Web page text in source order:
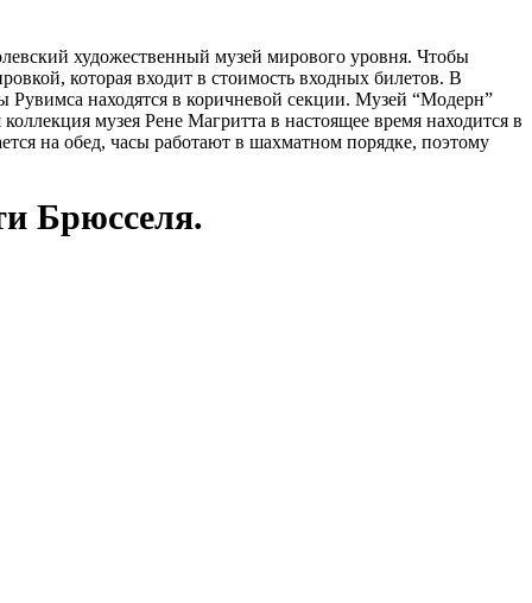
художественный музей мирового уровня. Чтобы
которая входит в стоимость входных билетов. В
находятся в коричневой секции. Музей “Модерн”
музея Рене Магритта в настоящее время находится в
на обед, часы работают в шахматном порядке, поэтому
Брюсселя.